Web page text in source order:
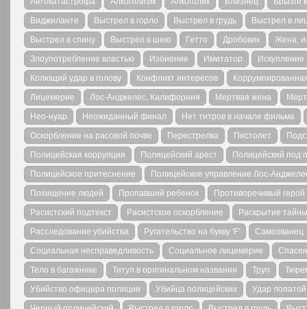
Виджиланте
Выстрел в горло Выстрел в грудь
Выстрел в
Выстрел в спину
Выстрел в шею Гетто Дробовик
Жена,
Злоупотребление властью
Избиение Имитатор
Колющий удар в голову
Конфликт интересов
Лицемерие
Лос-Анджелес, Калифорния Мертвая жена
Нео-нуар
Неожиданный финал
Нет титров в начале фильма
Оскорбление на расовой почве
Перестрелка Пистолет
Полицейская коррупция
Полицейский арест
Полицейский под
Полицейское притеснение
Полицейское управление Лос-
Похищение людей
Пропавший ребенок
Противоречивый герой
Расистский подтекст
Расистское оскорбление
Раскрытие тайны
Расследование убийства
Ругательство на букву 'F'
Самозванец
Социальная несправедливость
Социальное лицемерие
Тело в багажнике
Титул в оригинальном названии Труп
Убийство офицера полиции
Убийца полицейских
Удар лопатой